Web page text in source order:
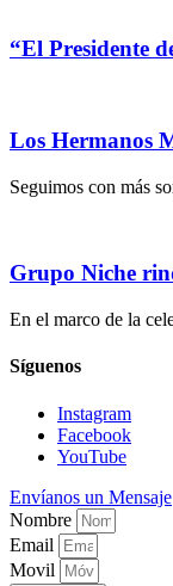
“El Presidente
Los Hermanos
Seguimos con más
Grupo Niche
En el marco de la
Síguenos
Instagram
Facebook
YouTube
Envíanos un Mensaje
Nombre
Email
Movil